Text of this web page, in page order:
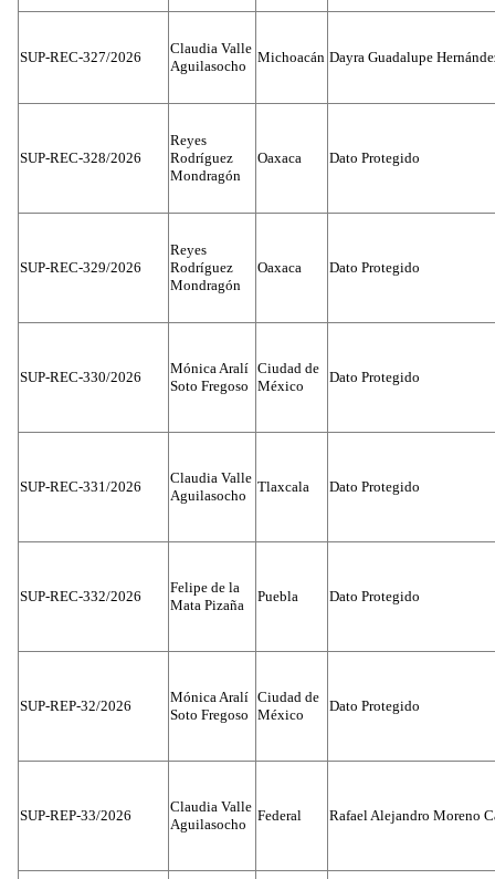
SUP-REC-327/2026
Claudia Valle
Aguilasocho
Michoacán Dayra Guadalupe
SUP-REC-328/2026
Reyes
Rodríguez
Mondragón
Oaxaca Dato Protegido
SUP-REC-329/2026
Reyes
Rodríguez
Mondragón
Oaxaca Dato Protegido
SUP-REC-330/2026
Mónica Aralí
Soto Fregoso
Ciudad de
México
Dato Protegido
SUP-REC-331/2026
Claudia Valle
Aguilasocho
Tlaxcala Dato Protegido
SUP-REC-332/2026
Felipe de la
Mata Pizaña
Puebla Dato Protegido
SUP-REP-32/2026
Mónica Aralí
Soto Fregoso
Ciudad de
México
Dato Protegido
SUP-REP-33/2026
Claudia Valle
Aguilasocho
Federal Rafael Alejandro Moreno